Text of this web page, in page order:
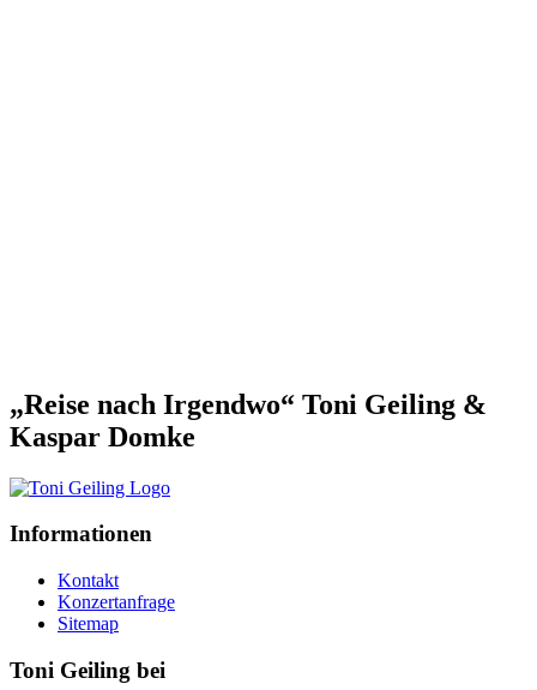
„Reise nach Irgendwo“ Toni Geiling &
Kaspar Domke
Informationen
Kontakt
Konzertanfrage
Sitemap
Toni Geiling bei